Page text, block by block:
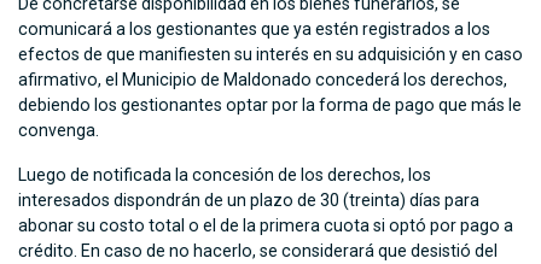
comunicará a los gestionantes que ya estén registrados a los
efectos de que manifiesten su interés en su adquisición y en caso
afirmativo, el Municipio de Maldonado concederá los derechos,
debiendo los gestionantes optar por la forma de pago que más le
convenga.
Luego de notificada la concesión de los derechos, los
interesados dispondrán de un plazo de 30 (treinta) días para
abonar su costo total o el de la primera cuota si optó por pago a
crédito. En caso de no hacerlo, se considerará que desistió del